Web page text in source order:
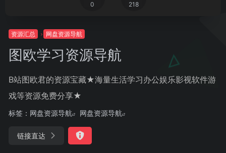
0 218
资源汇总 网盘资源导航
图欧学习资源导航
B站图欧君的资源宝藏★海量生活学习办公娱乐影视软件游
戏等资源免费分享★
标签： 网盘资源导航 网盘资源导航
链接直达